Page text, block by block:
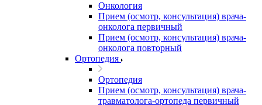
Онкология
Прием (осмотр, консультация) врача-
онколога первичный
Прием (осмотр, консультация) врача-
онколога повторный
Ортопедия
Ортопедия
Прием (осмотр, консультация) врача-
травматолога-ортопеда первичный